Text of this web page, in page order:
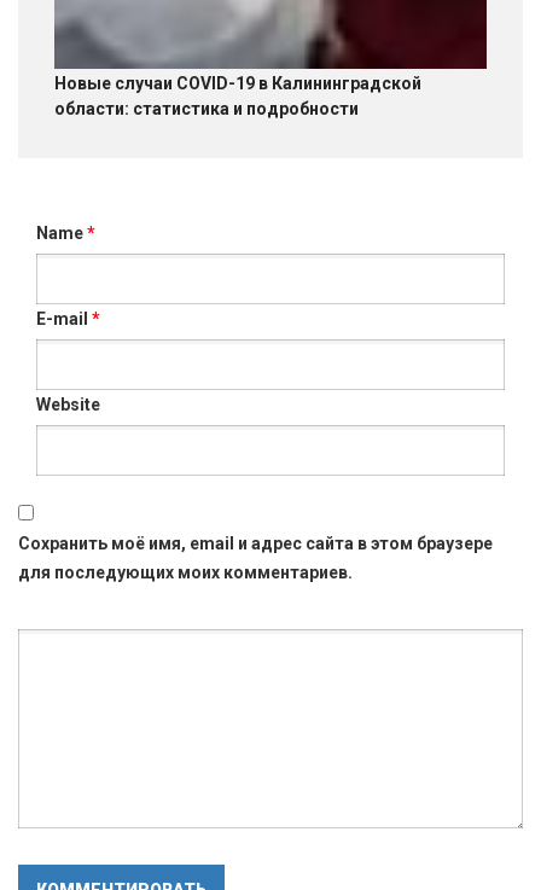
Новые случаи COVID-19 в Калининградской
области: статистика и подробности
Name*
E-mail *
Website
Сохранить моё имя, email и адрес сайта в этом браузере
для последующих моих комментариев.